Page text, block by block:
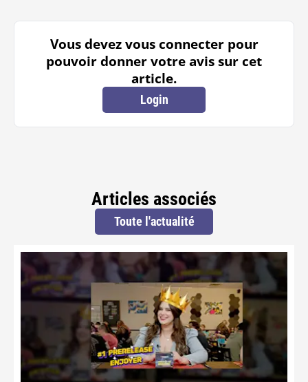
Vous devez vous connecter pour
pouvoir donner votre avis sur cet
article.
Login
Articles associés
Toute l'actualité